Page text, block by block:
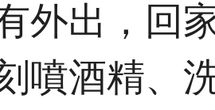
外出，回
噴酒精、